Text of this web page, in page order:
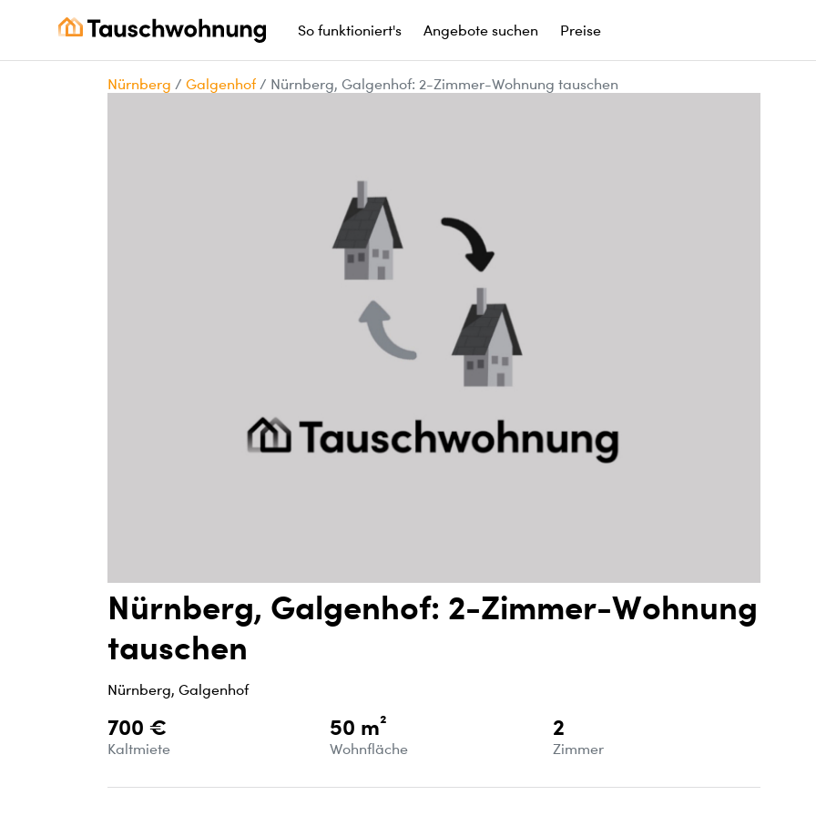
So funktioniert's Angebote suchen Preise
Nürnberg / Galgenhof / Nürnberg, Galgenhof: 2-Zimmer-Wohnung tauschen
Nürnberg, Galgenhof: 2-Zimmer-Wohnung
tauschen
Nürnberg, Galgenhof
700 €
Kaltmiete
50 m²
Wohnfläche
2
Zimmer